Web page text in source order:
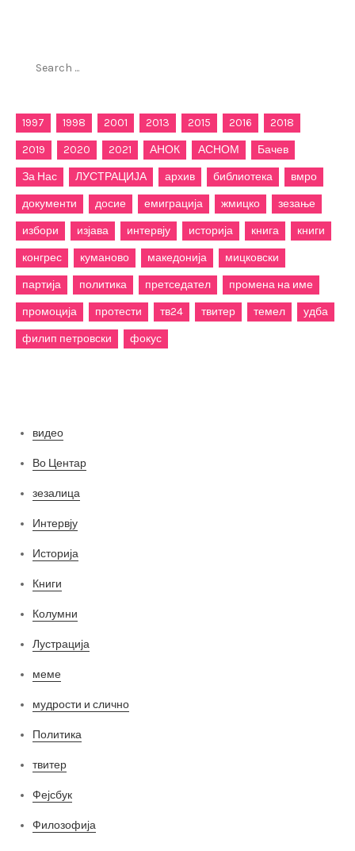
1997 1998 2001 2013 2015 2016
2018
2019
2020 2021 АНОК АСНОМ
Бачев
За Нас
ЛУСТРАЦИЈА архив библиотека
вмро
документи
досие емиграција жмицко
зезање
избори
изјава интервју историја книга
книги
конгрес
куманово македонија
мицковски
партија
политика претседател
промена на име
промоција
протести тв24 твитер темел
удба
филип петровски
фокус
видео
Во Центар
зезалица
Интервју
Историја
Книги
Колумни
Лустрација
меме
мудрости и слично
Политика
твитер
Фејсбук
Филозофија